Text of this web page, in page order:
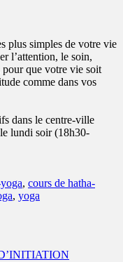
plus simples de votre vie
l’attention, le soin,
pour que votre vie soit
comme dans vos
dans le centre-ville
lundi soir (18h30-
, cours de hatha-
, yoga